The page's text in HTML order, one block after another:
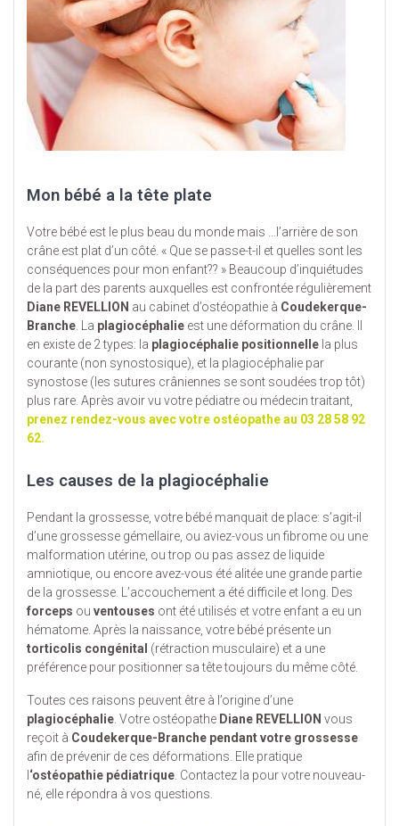
Mon bébé a la tête plate
Votre bébé est le plus beau du monde mais …l’arrière de son
crâne est plat d’un côté. « Que se passe-t-il et quelles sont les
conséquences pour mon enfant?? » Beaucoup d’inquiétudes
de la part des parents auxquelles est confrontée régulièrement
Diane REVELLION au cabinet d’ostéopathie à Coudekerque-
Branche. La plagiocéphalie est une déformation du crâne. Il
en existe de 2 types: la plagiocéphalie positionnelle la plus
courante (non synostosique), et la plagiocéphalie par
synostose (les sutures crâniennes se sont soudées trop tôt)
plus rare. Après avoir vu votre pédiatre ou médecin traitant,
prenez rendez-vous avec votre ostéopathe au 03 28 58 92
62.
Les causes de la plagiocéphalie
Pendant la grossesse, votre bébé manquait de place: s’agit-il
d’une grossesse gémellaire, ou aviez-vous un fibrome ou une
malformation utérine, ou trop ou pas assez de liquide
amniotique, ou encore avez-vous été alitée une grande partie
de la grossesse. L’accouchement a été difficile et long. Des
forceps ou ventouses ont été utilisés et votre enfant a eu un
hématome. Après la naissance, votre bébé présente un
torticolis congénital (rétraction musculaire) et a une
préférence pour positionner sa tête toujours du même côté.
Toutes ces raisons peuvent être à l’origine d’une
plagiocéphalie. Votre ostéopathe Diane REVELLION vous
reçoit à Coudekerque-Branche pendant votre grossesse
afin de prévenir de ces déformations. Elle pratique
‘ostéopathie pédiatrique. Contactez la pour votre nouveau-
né, elle répondra à vos questions.